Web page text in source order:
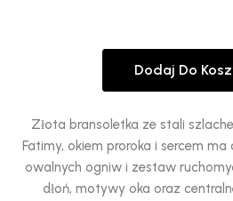
Złota bransoletka ze stali
Fatimy, okiem proroka i sercem ma
owalnych ogniw i zestaw
dłoń, motywy oka oraz
Dodaj Do